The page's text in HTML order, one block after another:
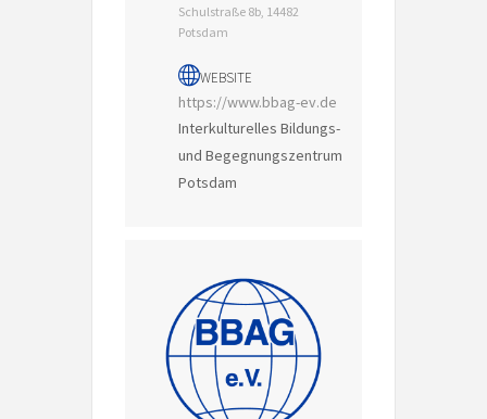
Schulstraße 8b, 14482
Potsdam
WEBSITE
https://www.bbag-ev.de
Interkulturelles Bildungs-
und Begegnungszentrum
Potsdam